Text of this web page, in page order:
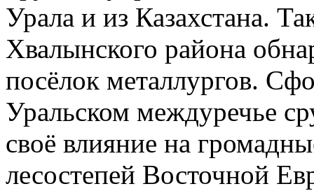
Урала и из Казахстана.
Хвалынского района
посёлок металлургов.
Уральском междуречье
своё влияние на
лесостепей Восточной